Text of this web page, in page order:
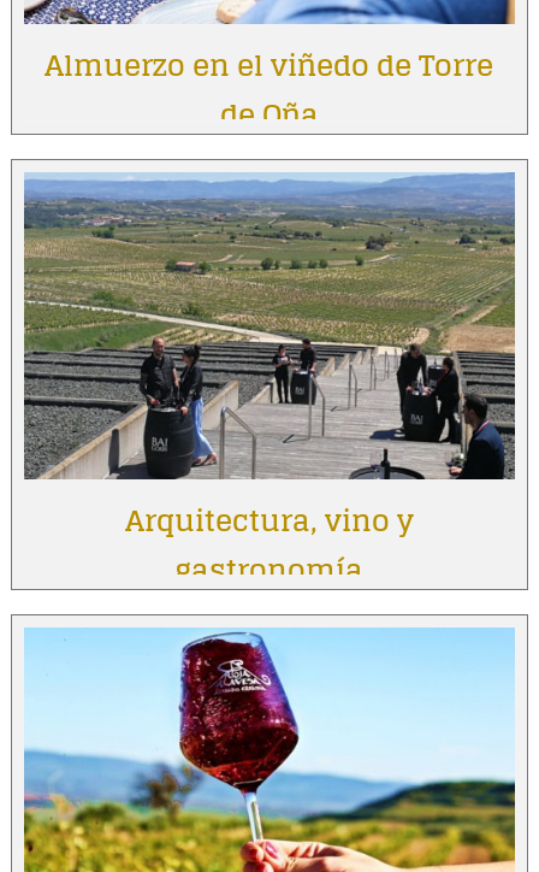
Almuerzo en el viñedo de Torre
de Oña
Arquitectura, vino y
gastronomía